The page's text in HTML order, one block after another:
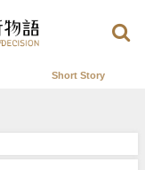
Short Story